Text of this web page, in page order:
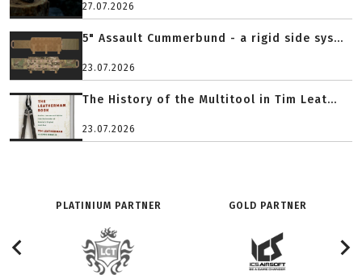
27.07.2026
5" Assault Cummerbund - a rigid side sys...
23.07.2026
The History of the Multitool in Tim Leat...
23.07.2026
PLATINIUM PARTNER GOLD PARTNER